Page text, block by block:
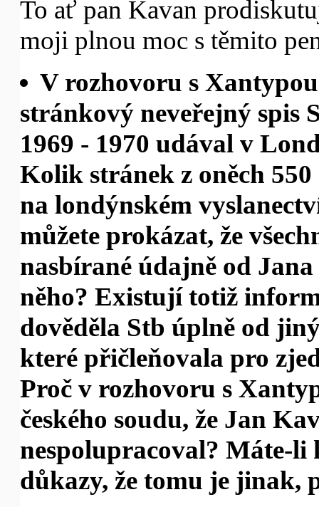
To ať pan Kavan
moji plnou moc s těmito
V rozhovoru s
stránkový neveřejný spis
1969 - 1970 udával v
Kolik stránek z oněch
na londýnském
můžete prokázat, že
nasbírané údajně od
něho? Existují totiž
dověděla Stb úplně od
které přičleňovala pro
Proč v rozhovoru s
českého soudu, že Jan
nespolupracoval? Máte-
důkazy, že tomu je jinak,